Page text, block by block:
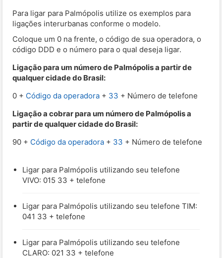
Para ligar para Palmópolis utilize os exemplos para
ligações interurbanas conforme o modelo.
Coloque um 0 na frente, o código de sua operadora, o
código DDD e o número para o qual deseja ligar.
Ligação para um número de Palmópolis a partir de
qualquer cidade do Brasil:
0 + Código da operadora + 33 + Número de telefone
Ligação a cobrar para um número de Palmópolis a
partir de qualquer cidade do Brasil:
90 + Código da operadora + 33 + Número de telefone
Ligar para Palmópolis utilizando seu telefone
VIVO: 015 33 + telefone
Ligar para Palmópolis utilizando seu telefone TIM:
041 33 + telefone
Ligar para Palmópolis utilizando seu telefone
CLARO: 021 33 + telefone